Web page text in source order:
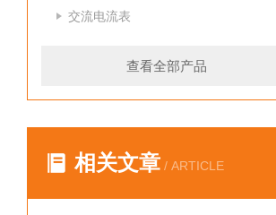
交流电流表
查看全部产品
相关文章 / ARTICLE